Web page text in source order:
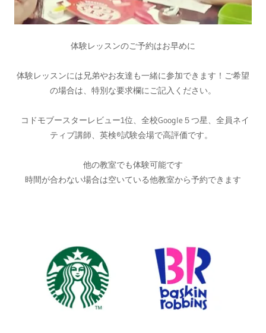
体験レッスンのご予約はお早めに
体験レッスンには兄弟やお友達も一緒に参加できます！ご希望
の場合は、特別な要求欄にご記入ください。
コドモブースターレビュー1位、全校Google５つ星、全員ネイ
ティブ講師、英検®試験会場で高評価です。
他の教室でも体験可能です
時間が合わない場合は空いている他教室から予約できます